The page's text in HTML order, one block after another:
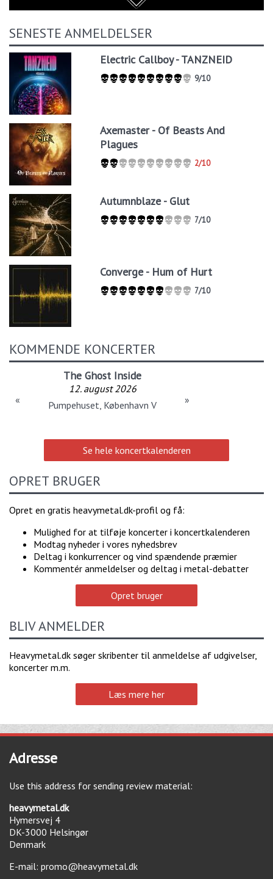
SENESTE ANMELDELSER
Electric Callboy - TANZNEID
9/10
Axemaster - Of Beasts And
Plagues
2/10
Autumnblaze - Glut
7/10
Converge - Hum of Hurt
7/10
KOMMENDE KONCERTER
The Ghost Inside
12. august 2026
Pumpehuset, København V
« »
Se hele koncertkalenderen
OPRET BRUGER
Opret en gratis heavymetal.dk-profil og få:
Mulighed for at tilføje koncerter i koncertkalenderen
Modtag nyheder i vores nyhedsbrev
Deltag i konkurrencer og vind spændende præmier
Kommentér anmeldelser og deltag i metal-debatter
Opret bruger
BLIV ANMELDER
Heavymetal.dk søger skribenter til anmeldelse af udgivelser,
koncerter m.m.
Læs mere her
Adresse
Use this address for sending review material:
heavymetal.dk
Hymersvej 4
DK-3000 Helsingør
Denmark
E-mail: promo@heavymetal.dk